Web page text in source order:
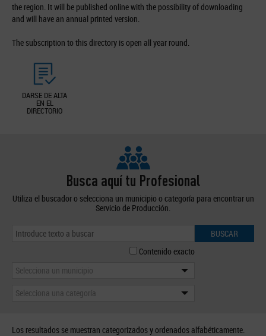
the region. It will be published online with the possibility of downloading
and will have an annual printed version.
The subscription to this directory is open all year round.
DARSE DE ALTA
EN EL
DIRECTORIO
Busca aquí tu Profesional
Utiliza el buscador o selecciona un municipio o categoría para encontrar un
Servicio de Producción.
BUSCAR
Contenido exacto
Selecciona un municipio
Selecciona una categoría
Los resultados se muestran categorizados y ordenados alfabéticamente.